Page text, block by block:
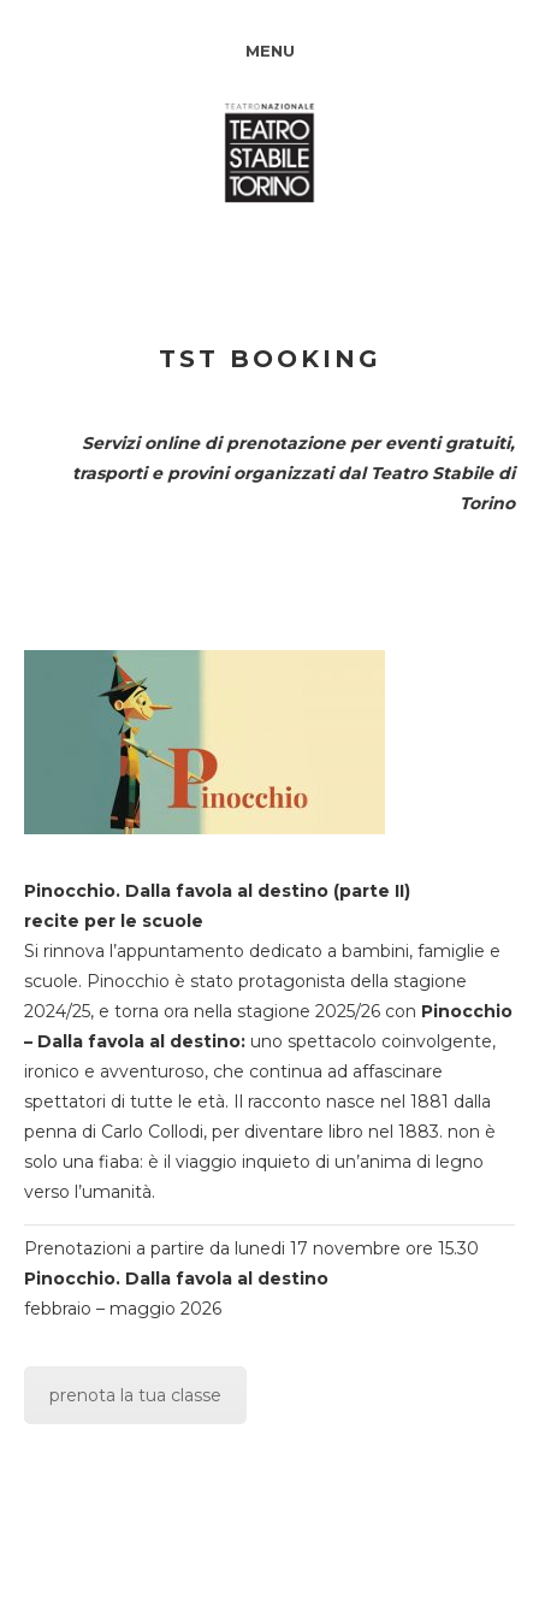
MENU
TST BOOKING
Servizi online di prenotazione per eventi gratuiti,
trasporti e provini organizzati dal Teatro Stabile di
Torino
Pinocchio. Dalla favola al destino (parte II)
recite per le scuole
Si rinnova l’appuntamento dedicato a bambini, famiglie e
scuole. Pinocchio è stato protagonista della stagione
2024/25, e torna ora nella stagione 2025/26 con Pinocchio
– Dalla favola al destino: uno spettacolo coinvolgente,
ironico e avventuroso, che continua ad affascinare
spettatori di tutte le età. Il racconto nasce nel 1881 dalla
penna di Carlo Collodi, per diventare libro nel 1883. non è
solo una fiaba: è il viaggio inquieto di un’anima di legno
verso l’umanità.
Prenotazioni a partire da lunedi 17 novembre ore 15.30
Pinocchio. Dalla favola al destino
febbraio – maggio 2026
prenota la tua classe